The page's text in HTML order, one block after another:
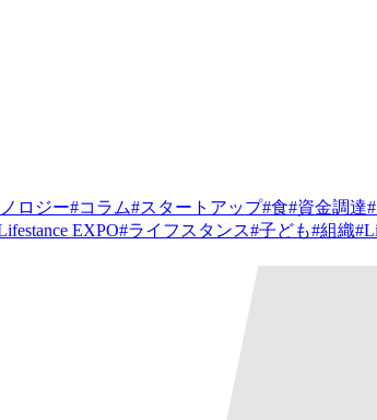
ロジー#コラム#スタートアップ#食#資金調達#
EXPO#ライフスタンス#子ども#組織#